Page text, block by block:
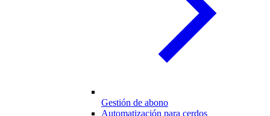
Gestión de abono
Automatización para cerdos